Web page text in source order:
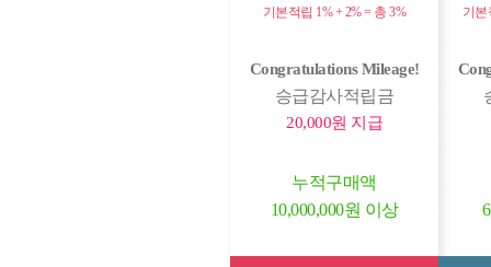
기본적립 1% + 2% = 총 3%
Congratulations Mileage!
승급감사적립금
20,000원 지급
누적구매액
10,000,000원 이상
기본